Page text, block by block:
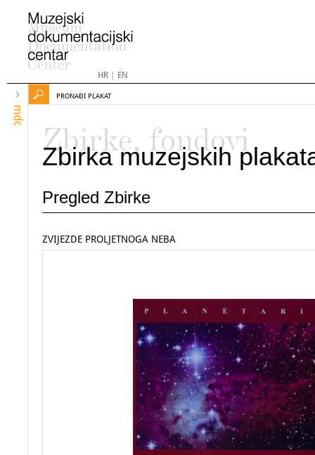
HR| EN
mdc
PRONAĐI PLAKAT
Zbirke, fondovi
Zbirka muzejskih
Pregled Zbirke
ZVIJEZDE PROLJETNOGA NEBA